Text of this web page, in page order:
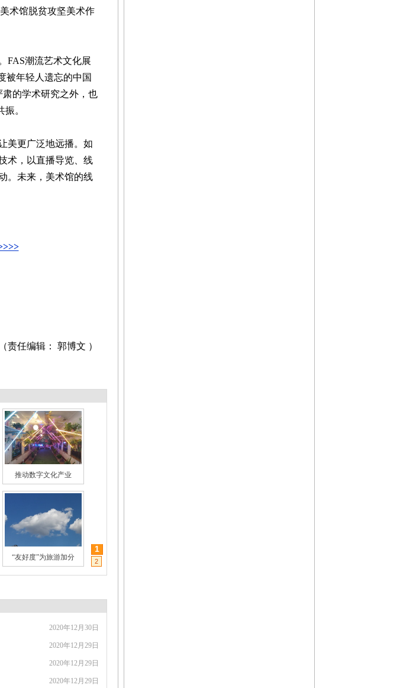
术馆脱贫攻坚美术作
潮流艺术文化展
被年轻人遗忘的中国
的学术研究之外，也
。
美更广泛地远播。如
术，以直播导览、线
。未来，美术馆的线
（责任编辑： 郭博文 ）
推动数字文化产业
“友好度”为旅游加分
1
2
2020年12月30日
2020年12月29日
2020年12月29日
2020年12月29日